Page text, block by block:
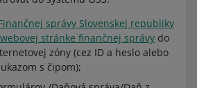
správy Slovenskej republiky
webovej stránke finančnej správy do
zóny (cez ID a heslo alebo
s čipom);